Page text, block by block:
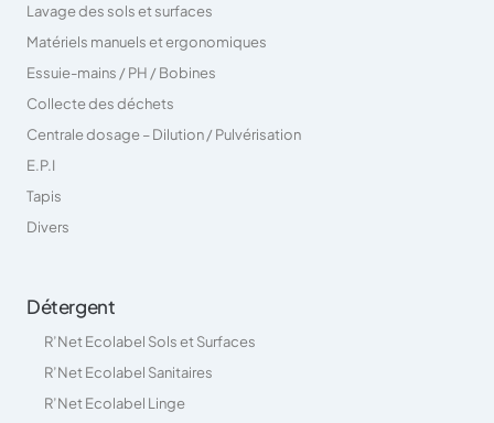
Lavage des sols et surfaces
Matériels manuels et ergonomiques
Essuie-mains / PH / Bobines
Collecte des déchets
Centrale dosage – Dilution / Pulvérisation
E.P.I
Tapis
Divers
Détergent
R’Net Ecolabel Sols et Surfaces
R’Net Ecolabel Sanitaires
R’Net Ecolabel Linge